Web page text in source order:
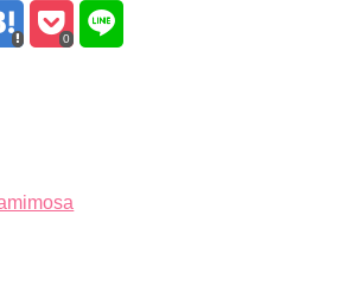
The Scene Hyun Bin 현빈❤️ 손예진 Son Ye
You/ヒョンビン❤️ソンイェジン / エンジョイ❕
慰めの言葉が続々 – Taka News
SET2特典映像より）
弟イ・ワン♥イ・ボミ、今日（28日）結婚……
せよ」女優キム・ユジョン、「健康がとても回
ユジョンの熱愛彼氏はあの大物俳優
TV
ミョンゴ エンディング
0